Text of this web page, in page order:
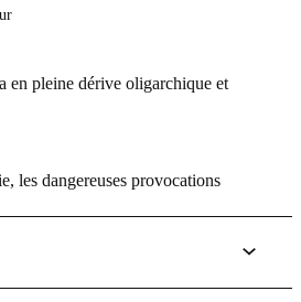
en pleine dérive oligarchique et
les dangereuses provocations